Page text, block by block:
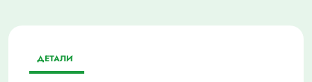
ДЕТАЛИ